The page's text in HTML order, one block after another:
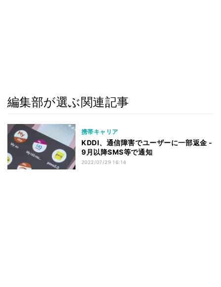
編集部が選ぶ関連記事
携帯キャリア
KDDI、通信障害でユーザーに一部返金 -
9月以降SMS等で通知
2022/07/29 16:14